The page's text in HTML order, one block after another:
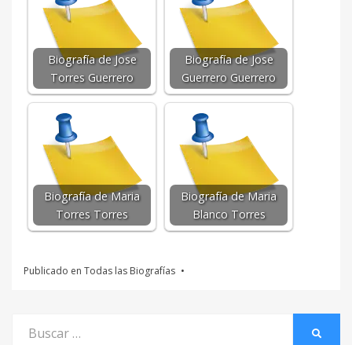
Biografía de Jose
Torres Guerrero
Biografía de Jose
Guerrero Guerrero
Biografía de Maria
Torres Torres
Biografía de Maria
Blanco Torres
Publicado en Todas las Biografías